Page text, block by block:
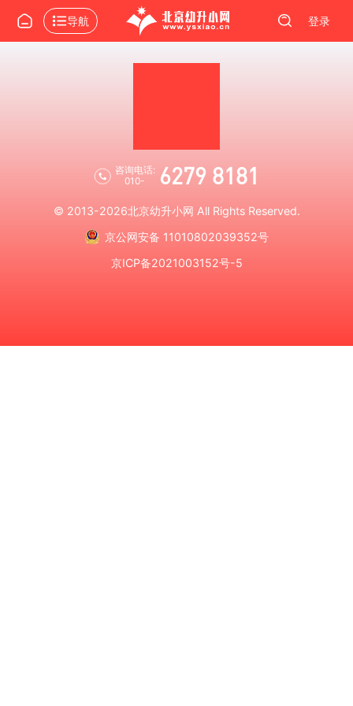
导航 登录
咨询电话:
010-
6279 8181
© 2013-2026北京幼升小网 All Rights Reserved.
京公网安备 11010802039352号
京ICP备2021003152号-5